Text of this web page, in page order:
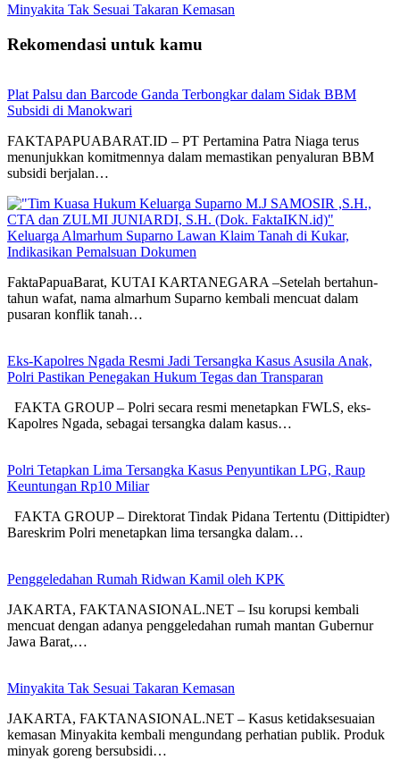
Minyakita Tak Sesuai Takaran Kemasan
Rekomendasi untuk kamu
Plat Palsu dan Barcode Ganda Terbongkar dalam Sidak BBM
Subsidi di Manokwari
FAKTAPAPUABARAT.ID – PT Pertamina Patra Niaga terus
menunjukkan komitmennya dalam memastikan penyaluran BBM
subsidi berjalan…
Keluarga Almarhum Suparno Lawan Klaim Tanah di Kukar,
Indikasikan Pemalsuan Dokumen
FaktaPapuaBarat, KUTAI KARTANEGARA –Setelah bertahun-
tahun wafat, nama almarhum Suparno kembali mencuat dalam
pusaran konflik tanah…
Eks-Kapolres Ngada Resmi Jadi Tersangka Kasus Asusila Anak,
Polri Pastikan Penegakan Hukum Tegas dan Transparan
FAKTA GROUP – Polri secara resmi menetapkan FWLS, eks-
Kapolres Ngada, sebagai tersangka dalam kasus…
Polri Tetapkan Lima Tersangka Kasus Penyuntikan LPG, Raup
Keuntungan Rp10 Miliar
FAKTA GROUP – Direktorat Tindak Pidana Tertentu (Dittipidter)
Bareskrim Polri menetapkan lima tersangka dalam…
Penggeledahan Rumah Ridwan Kamil oleh KPK
JAKARTA, FAKTANASIONAL.NET – Isu korupsi kembali
mencuat dengan adanya penggeledahan rumah mantan Gubernur
Jawa Barat,…
Minyakita Tak Sesuai Takaran Kemasan
JAKARTA, FAKTANASIONAL.NET – Kasus ketidaksesuaian
kemasan Minyakita kembali mengundang perhatian publik. Produk
minyak goreng bersubsidi…